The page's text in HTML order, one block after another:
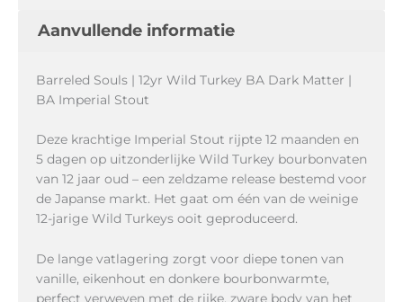
Aanvullende informatie
Barreled Souls | 12yr Wild Turkey BA Dark Matter |
BA Imperial Stout
Deze krachtige Imperial Stout rijpte 12 maanden en
5 dagen op uitzonderlijke Wild Turkey bourbonvaten
van 12 jaar oud – een zeldzame release bestemd voor
de Japanse markt. Het gaat om één van de weinige
12-jarige Wild Turkeys ooit geproduceerd.
De lange vatlagering zorgt voor diepe tonen van
vanille, eikenhout en donkere bourbonwarmte,
perfect verweven met de rijke, zware body van het